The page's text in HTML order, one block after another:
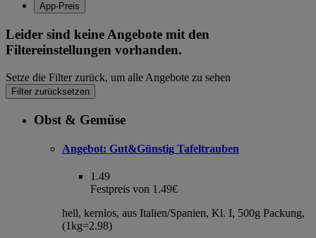
App-Preis
Leider sind keine Angebote mit den
Filtereinstellungen vorhanden.
Setze die Filter zurück, um alle Angebote zu sehen
Filter zurücksetzen
Obst & Gemüse
Angebot: Gut&Günstig Tafeltrauben
1.49
Festpreis von 1.49€
hell, kernlos, aus Italien/Spanien, Kl. I, 500g Packung,
(1kg=2.98)